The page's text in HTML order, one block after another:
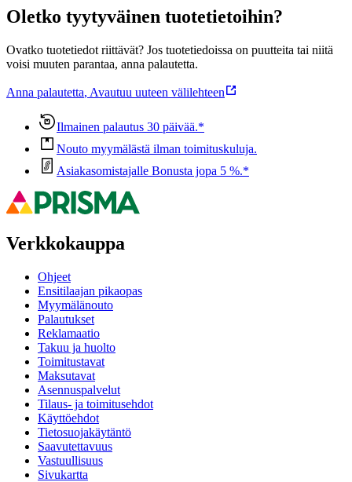
Oletko tyytyväinen tuotetietoihin?
Ovatko tuotetiedot riittävät? Jos tuotetiedoissa on puutteita tai niitä
voisi muuten parantaa, anna palautetta.
Anna palautetta, Avautuu uuteen välilehteen
Ilmainen palautus 30 päivää.*
Nouto myymälästä ilman toimituskuluja.
Asiakasomistajalle Bonusta jopa 5 %.*
Verkkokauppa
Ohjeet
Ensitilaajan pikaopas
Myymälänouto
Palautukset
Reklamaatio
Takuu ja huolto
Toimitustavat
Maksutavat
Asennuspalvelut
Tilaus- ja toimitusehdot
Käyttöehdot
Tietosuojakäytäntö
Saavutettavuus
Vastuullisuus
Sivukartta